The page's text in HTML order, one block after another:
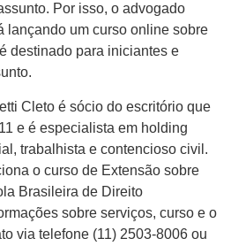
Por isso, o advogado
lançando um curso online sobre
destinado para iniciantes e
Cleto é sócio do escritório que
e é especialista em holding
trabalhista e contencioso civil.
o curso de Extensão sobre
Brasileira de Direito
sobre serviços, curso e o
via telefone (11) 2503-8006 ou